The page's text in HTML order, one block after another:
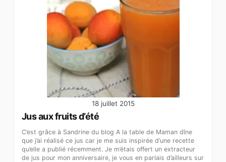
18 juillet 2015
Jus aux fruits d’été
C’est grâce à Sandrine du blog A la table de Maman dîne
que j’ai réalisé ce jus car je me suis inspirée d’une recette
qu’elle a publié récemment. Je m’étais offert un extracteur
de jus pour mon anniversaire, je vous en parlais d’ailleurs sur